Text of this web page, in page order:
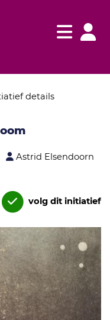
pagina)
Navigatie
details
Astrid Elsendoorn
volg dit initiatief